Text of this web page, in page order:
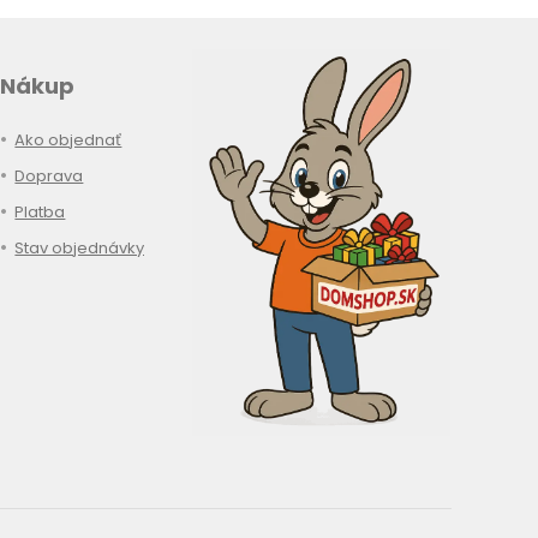
Nákup
Ako objednať
Doprava
Platba
Stav objednávky